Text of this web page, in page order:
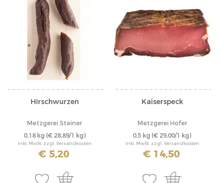
Hirschwurzen
Metzgerei Steiner
0,18 kg (€ 28,89/1 kg)
inkl. MwSt. zzgl. Versandkosten
€ 5,20
Kaiserspeck
Metzgerei Hofer
0,5 kg (€ 29,00/1 kg)
inkl. MwSt. zzgl. Versandkosten
€ 14,50